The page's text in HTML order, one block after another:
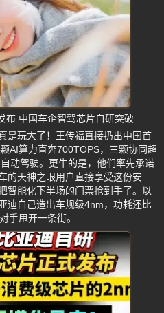
布 中国车企智驾芯片自研突破
是玩大了！王传福直接扔出中国首
AI算力直奔700TOPS，三颗协同超
动驾驶。更牛的是，他们率先承诺
的天神之眼用户直接享受这份安
智能化下半场的门票抢到手了。以
迪自己造出车规级4nm，功耗还比
手甩开一条街。